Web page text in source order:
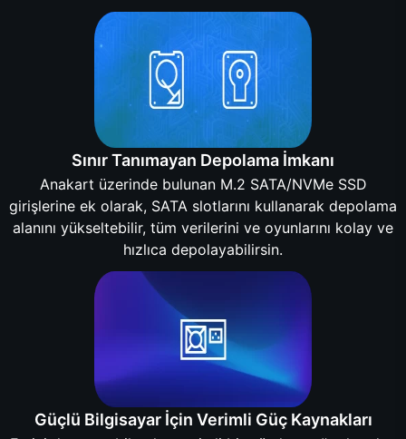
Sınır Tanımayan Depolama İmkanı
Anakart üzerinde bulunan M.2 SATA/NVMe SSD
girişlerine ek olarak, SATA slotlarını kullanarak depolama
alanını yükseltebilir, tüm verilerini ve oyunlarını kolay ve
hızlıca depolayabilirsin.
Güçlü Bilgisayar İçin Verimli Güç Kaynakları